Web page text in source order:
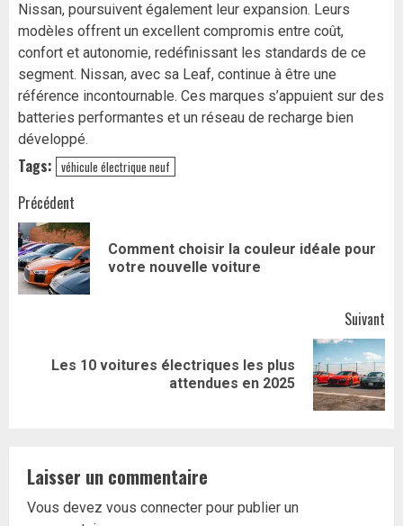
Nissan, poursuivent également leur expansion. Leurs
modèles offrent un excellent compromis entre coût,
confort et autonomie, redéfinissant les standards de ce
segment. Nissan, avec sa Leaf, continue à être une
référence incontournable. Ces marques s’appuient sur des
batteries performantes et un réseau de recharge bien
développé.
Tags: véhicule électrique neuf
Navigation
d’article
Précédent
Comment choisir la couleur idéale pour
votre nouvelle voiture
Suivant
ArticleLes 10 voitures électriques les plus
attendues en 2025
Laisser un commentaire
Vous devez vous connecter pour publier un